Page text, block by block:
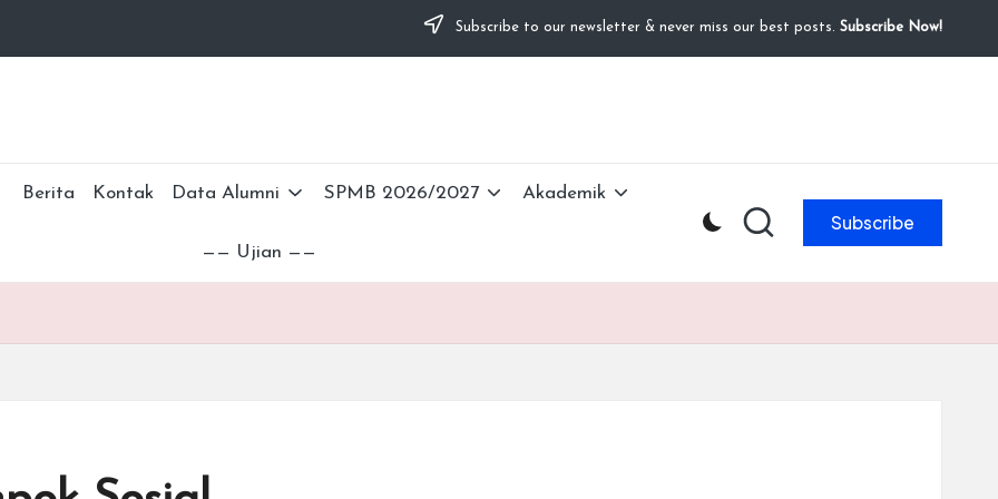
Subscribe to our newsletter & never miss our best posts. Subscribe Now!
Berita Kontak Data Alumni SPMB 2026/2027 Akademik
—— Ujian ——
Subscribe